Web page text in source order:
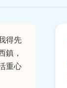
得先
鎮，
重心